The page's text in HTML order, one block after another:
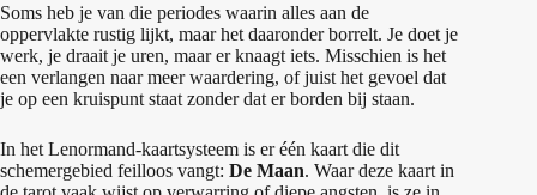
Soms heb je van die periodes waarin alles aan de
oppervlakte rustig lijkt, maar het daaronder borrelt. Je doet je
werk, je draait je uren, maar er knaagt iets. Misschien is het
een verlangen naar meer waardering, of juist het gevoel dat
je op een kruispunt staat zonder dat er borden bij staan.
In het Lenormand-kaartsysteem is er één kaart die dit
schemergebied feilloos vangt: De Maan. Waar deze kaart in